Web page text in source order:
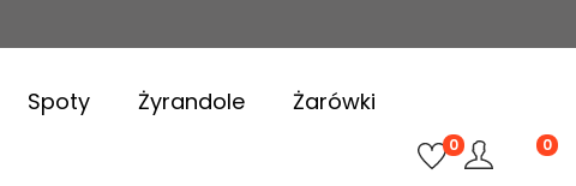
Spoty Żyrandole Żarówki
0 0